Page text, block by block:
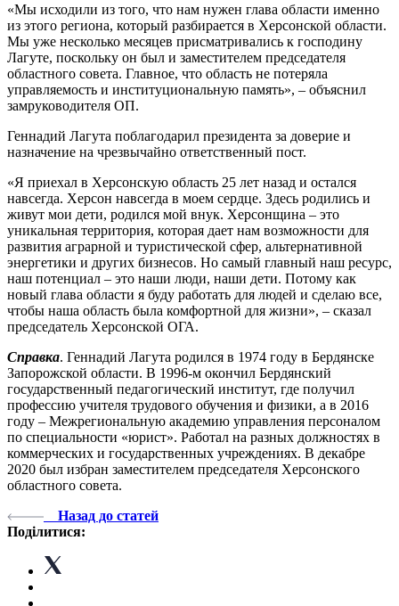
«Мы исходили из того, что нам нужен глава области именно
из этого региона, который разбирается в Херсонской области.
Мы уже несколько месяцев присматривались к господину
Лагуте, поскольку он был и заместителем председателя
областного совета. Главное, что область не потеряла
управляемость и институциональную память», – объяснил
замруководителя ОП.
Геннадий Лагута поблагодарил президента за доверие и
назначение на чрезвычайно ответственный пост.
«Я приехал в Херсонскую область 25 лет назад и остался
навсегда. Херсон навсегда в моем сердце. Здесь родились и
живут мои дети, родился мой внук. Херсонщина – это
уникальная территория, которая дает нам возможности для
развития аграрной и туристической сфер, альтернативной
энергетики и других бизнесов. Но самый главный наш ресурс,
наш потенциал – это наши люди, наши дети. Потому как
новый глава области я буду работать для людей и сделаю все,
чтобы наша область была комфортной для жизни», – сказал
председатель Херсонской ОГА.
Справка. Геннадий Лагута родился в 1974 году в Бердянске
Запорожской области. В 1996-м окончил Бердянский
государственный педагогический институт, где получил
профессию учителя трудового обучения и физики, а в 2016
году – Межрегиональную академию управления персоналом
по специальности «юрист». Работал на разных должностях в
коммерческих и государственных учреждениях. В декабре
2020 был избран заместителем председателя Херсонского
областного совета.
Назад до статей
Поділитися: